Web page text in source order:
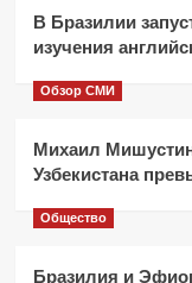
В Бразилии
изучения
Обзор СМИ
Михаил
Узбекистана
Общество
Бразилия и